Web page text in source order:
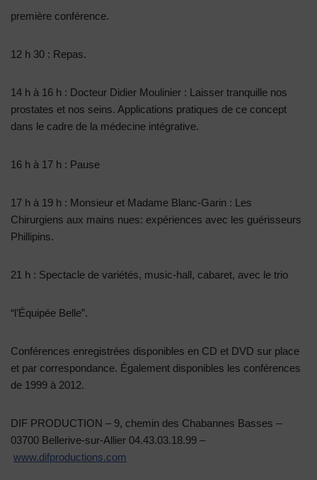
première conférence.
12 h 30 : Repas.
14 h à 16 h : Docteur Didier Moulinier : Laisser tranquille nos
prostates et nos seins. Applications pratiques de ce concept
dans le cadre de la médecine intégrative.
16 h à 17 h : Pause
17 h à 19 h : Monsieur et Madame Blanc-Garin : Les
Chirurgiens aux mains nues: expériences avec les guérisseurs
Phillipins.
21 h : Spectacle de variétés, music-hall, cabaret, avec le trio
“l’Équipée Belle”.
Conférences enregistrées disponibles en CD et DVD sur place
et par correspondance. Également disponibles les conférences
de 1999 à 2012.
DIF PRODUCTION – 9, chemin des Chabannes Basses –
03700 Bellerive-sur-Allier 04.43.03.18.99 –
www.difproductions.com